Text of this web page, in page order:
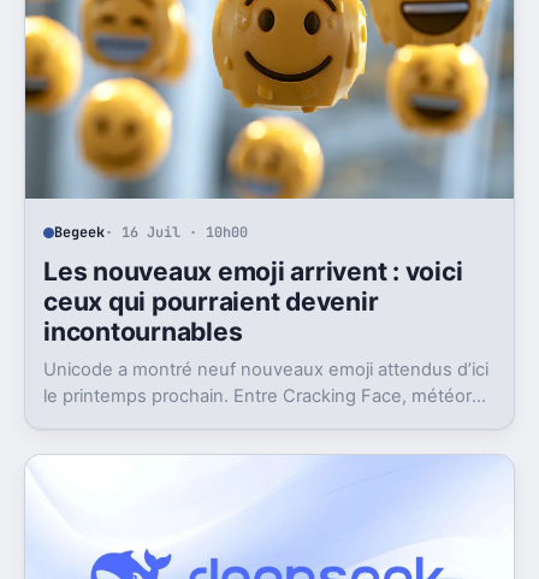
Begeek· 16 Juil · 10h00
Les nouveaux emoji arrivent : voici
ceux qui pourraient devenir
incontournables
Unicode a montré neuf nouveaux emoji attendus d’ici
le printemps prochain. Entre Cracking Face, météore